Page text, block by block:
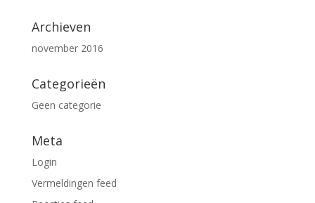
Archieven
november 2016
Categorieën
Geen categorie
Meta
Login
Vermeldingen feed